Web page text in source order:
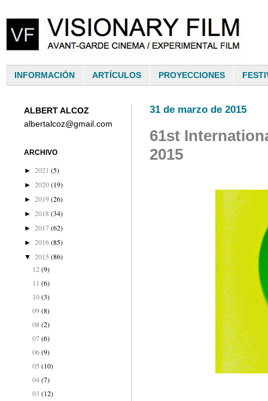
INFORMACIÓN ARTÍCULOS PROYECCIONES
31 de marzo de 2015
61st
2015
ALBERT ALCOZ
albertalcoz@gmail.com
ARCHIVO
► 2021 (5)
► 2020(19)
► 2019(26)
► 2018(34)
► 2017(62)
► 2016(85)
▼ 2015 (86)
12 (9)
11 (6)
10 (3)
09 (8)
08 (2)
07 (6)
06 (9)
05 (10)
04 (7)
03 (12)